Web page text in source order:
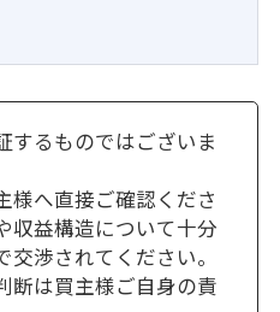
するものではございま
様へ直接ご確認くださ
収益構造について十分
渉されてください。
断は買主様ご自身の責